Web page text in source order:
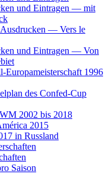
und Eintragen — mit
— Vers le
und Eintragen — Von
Europameisterschaft 1996
des Confed-Cup
2002 bis 2018
2015
in Russland
Saison